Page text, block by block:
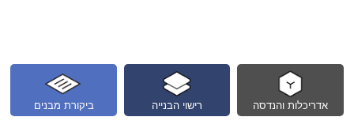
ביקורת מבנים רישוי הבנייה אדריכלות והנדסה